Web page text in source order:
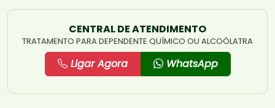
CENTRAL DE ATENDIMENTO
TRATAMENTO PARA DEPENDENTE QUÍMICO OU ALCOÓLATRA
Ligar Agora WhatsApp